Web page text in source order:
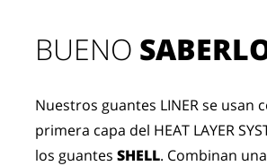
BUENO
Nuestros guantes LINER se usan
primera capa del HEAT LAYER
los guantes SHELL. Combinan